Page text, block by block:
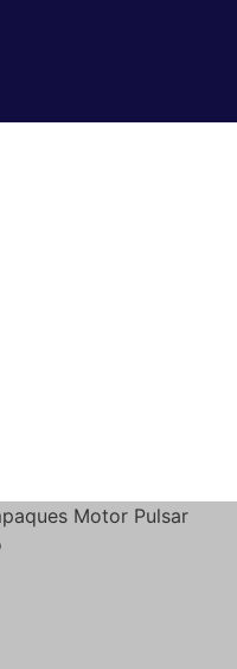
Motor Pulsar